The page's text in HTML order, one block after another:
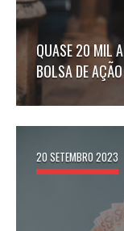
QUASE 20 MIL
BOLSA DE
20 SETEMBRO 2023